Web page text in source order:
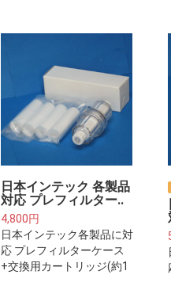
日本インテック 各製品
対応 プレフィルター..
4,800円
日本インテック各製品に対
応 プレフィルターケース
+交換用カートリッジ(約1